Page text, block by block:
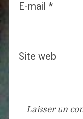
E-mail *
Site web